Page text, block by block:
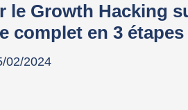
le Growth Hacking
complet en 3
02/2024